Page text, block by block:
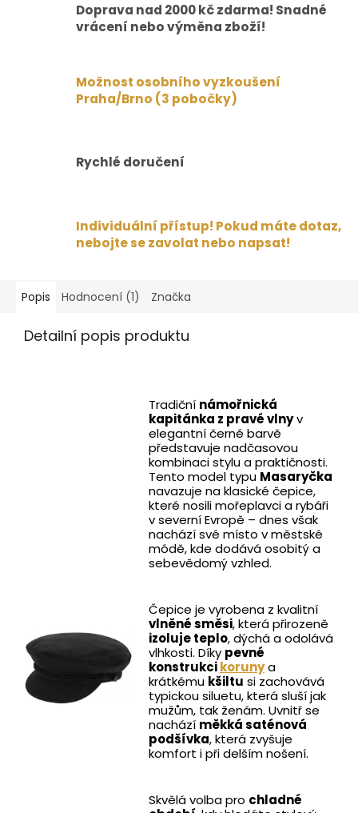
Doprava nad 2000 kč zdarma! Snadné
vrácení nebo výměna zboží!
Možnost osobního vyzkoušení
Praha/Brno (3 pobočky)
Rychlé doručení
Individuální přístup! Pokud máte dotaz,
nebojte se zavolat nebo napsat!
Popis Hodnocení (1) Značka
Detailní popis produktu
Tradiční námořnická
kapitánka z pravé vlnyv
elegantní černé barvě
představuje nadčasovou
kombinaci stylu a praktičnosti.
Tento model typu Masaryčka
navazuje na klasické čepice,
které nosili mořeplavci a rybáři
v severní Evropě – dnes však
nachází své místo v městské
módě, kde dodává osobitý a
sebevědomý vzhled.
Čepice je vyrobena z kvalitní
vlněné směsi, která přirozeně
izoluje teplo, dýchá a odolává
vlhkosti. Díky pevné
konstrukcikorunya
krátkému kšiltu si zachovává
typickou siluetu, která sluší jak
mužům, tak ženám. Uvnitř se
nachází měkká saténová
podšívka, která zvyšuje
komfort i při delším nošení.
Skvělá volba pro chladné